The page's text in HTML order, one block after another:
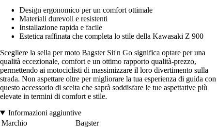
Design ergonomico per un comfort ottimale
Materiali durevoli e resistenti
Installazione rapida e facile
Estetica raffinata che completa lo stile della Kawasaki Z 900
Scegliere la sella per moto Bagster Sit'n Go significa optare per una
qualità eccezionale, comfort e un ottimo rapporto qualità-prezzo,
permettendo ai motociclisti di massimizzare il loro divertimento sulla
strada. Non aspettare oltre per migliorare la tua esperienza di guida con
questo accessorio di scelta che saprà soddisfare le tue aspettative più
elevate in termini di comfort e stile.
Informazioni aggiuntive
Marchio
Bagster